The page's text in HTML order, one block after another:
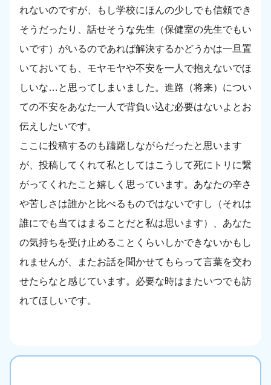
れないのですが、もし学校にほんの少しでも信頼でき
そうだったり、話せそうな先生（保健室の先生でもい
いです）がいるのであれば解決するかどうかは一旦置
いておいても、モヤモヤや不安を一人で抱えないでほ
しいな…と思ってしまいました。進路（将来）につい
ての不安をあなた一人で背負い込む必要はないよとお
伝えしたいです。
ここに投稿するのも躊躇しながらだったと思います
が、投稿してくれて私としてはこうして死にトリに繋
がってくれたこと嬉しく思っています。あなたの辛さ
や苦しさは誰かと比べるものではないですし（それは
誰にでも当てはまることだと私は思います）、あなた
の気持ちを受け止めることくらいしかできないかもし
れませんが、またお話を聞かせてもらって言葉を交わ
せたらなと感じています。必要な時はまたいつでも訪
れてほしいです。